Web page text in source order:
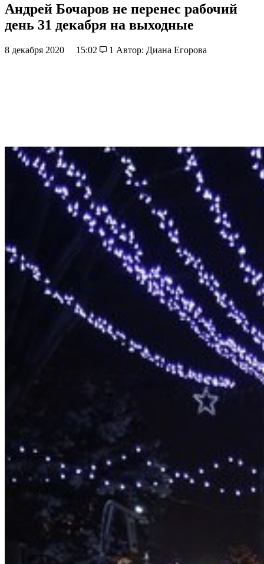
Андрей Бочаров не перенес рабочий
день 31 декабря на выходные
8 декабря 2020 15:02 1 Автор: Диана Егорова